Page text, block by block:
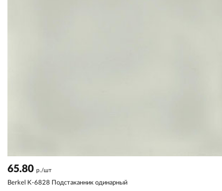
65.80 р./шт
Berkel K-6828 Подстаканник одинарный